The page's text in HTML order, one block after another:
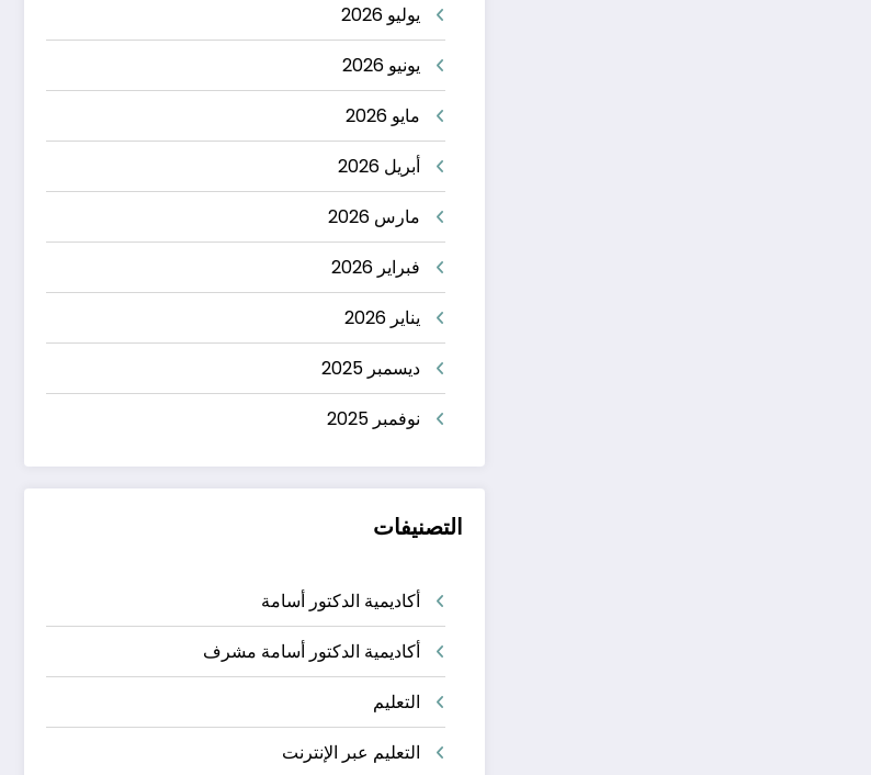
يوليو 2026
يونيو 2026
مايو 2026
أبريل 2026
مارس 2026
فبراير 2026
يناير 2026
ديسمبر 2025
نوفمبر 2025
التصنيفات
أكاديمية الدكتور أسامة
أكاديمية الدكتور أسامة مشرف
التعليم
التعليم عبر الإنترنت